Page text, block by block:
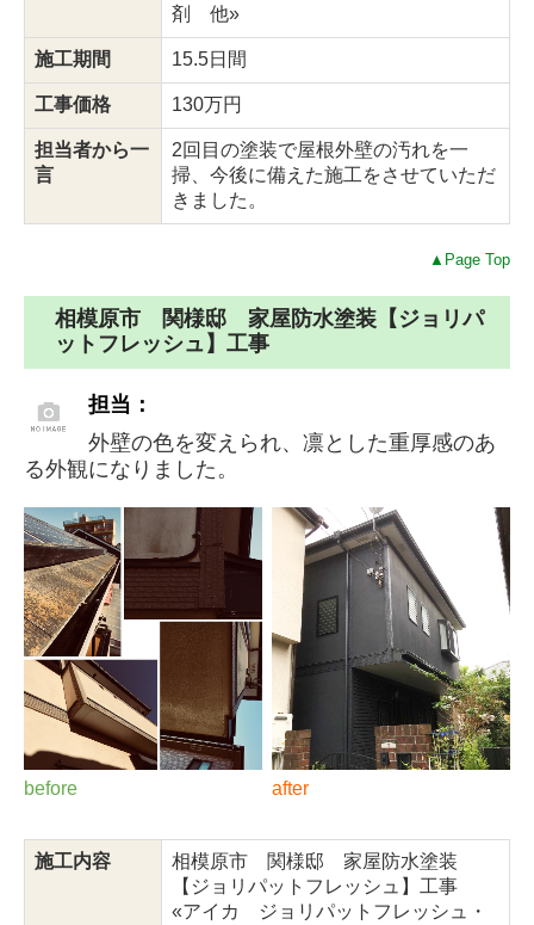
剤 他»
施工期間 15.5日間
工事価格 130万円
担当者から一
言
2回目の塗装で屋根外壁の汚れを一
掃、今後に備えた施工をさせていただ
きました。
▲Page Top
相模原市 関様邸 家屋防水塗装【ジョリパ
ットフレッシュ】工事
担当：
外壁の色を変えられ、凛とした重厚感のあ
る外観になりました。
before after
施工内容
相模原市 関様邸 家屋防水塗装
【ジョリパットフレッシュ】工事
«アイカ ジョリパットフレッシュ・